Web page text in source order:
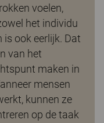
voelen,
het individu
is ook eerlijk. Dat
van het
maken in
mensen
kunnen ze
op de taak